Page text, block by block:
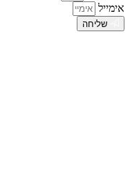
אימייל
שליחה